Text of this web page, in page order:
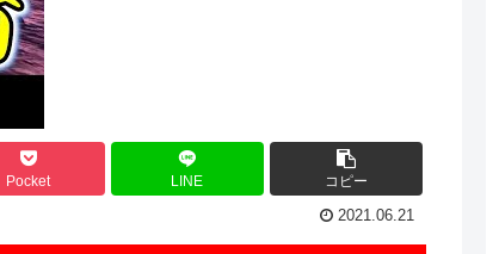
Pocket LINE コピー
2021.06.21